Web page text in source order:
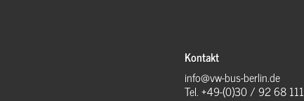
Kontakt
info@vw-bus-berlin.de
Tel. +49-(0)30 / 92 68 111